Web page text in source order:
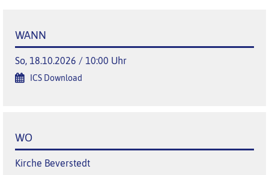
WANN
So, 18.10.2026 / 10:00 Uhr
ICS Download
WO
Kirche Beverstedt